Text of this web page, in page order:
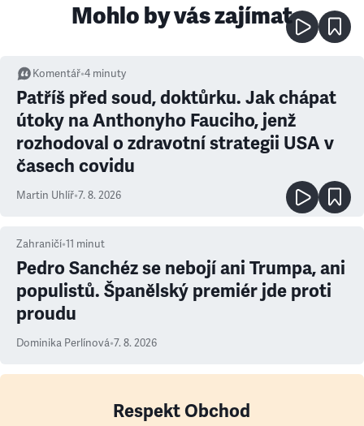
Mohlo by vás zajímat
Komentář•4 minuty
Patříš před soud, doktůrku. Jak chápat
útoky na Anthonyho Fauciho, jenž
rozhodoval o zdravotní strategii USA v
časech covidu
Martin Uhlíř•7. 8. 2026
Zahraničí•11 minut
Pedro Sanchéz se nebojí ani Trumpa, ani
populistů. Španělský premiér jde proti
proudu
Dominika Perlínová•7. 8. 2026
Respekt Obchod